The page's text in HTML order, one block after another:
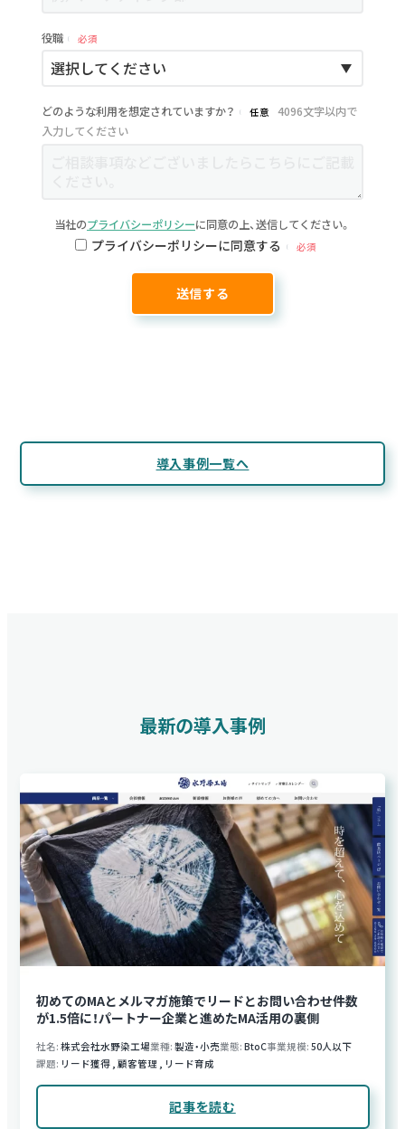
役職 必須
どのような利用を想定されていますか？ 任意
4096文字以内で
入力してください
当社のプライバシーポリシーに同意の上、送信してください。
プライバシーポリシーに同意する 必須
導入事例一覧へ
最新の導入事例
初めてのMAとメルマガ施策でリードとお問い合わせ件数
が1.5倍に！パートナー企業と進めたMA活用の裏側
社名 株式会社水野染工場業種 製造・小売業態 BtoC事業規模 50人以下
課題 リード獲得, 顧客管理 リード育成
記事を読む